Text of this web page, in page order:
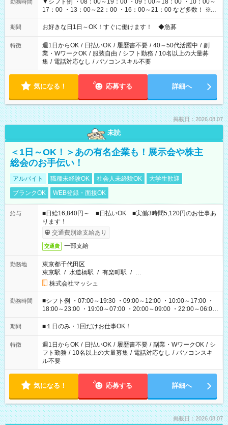
勤務時間
▼シフト例 ・08：00～19：00 ・09：00～18：00 ・10：00～
17：00 ・13：00～22：00 ・16：00～21：00 など多数！ ※お
仕事により勤務時間が異なります
期間 お好きな日1日～OK！すぐに働けます！ ◆急募
特徴 週1日からOK / 日払いOK / 履歴書不要 / 40～50代活躍中 / 副
業・WワークOK / 服装自由 / シフト勤務 / 10名以上の大量募
集 / 電話対応なし / パソコンスキル不要
気になる！ 応募する 詳細へ
掲載日：2026.08.07
未読
＜1日～OK！＞あの有名企業も！展示会や株主
総会のお手伝い！
アルバイト 職種未経験OK 社会人未経験OK
大学生歓迎
ブランクOK
WEB登録・面接OK
給与
■日給16,840円～ ■日払いOK ■実働3時間5,120円のお仕事あ
ります！
交通費別途支給あり
交通費 一部支給
勤務地
東京都千代田区
東京駅 / 水道橋駅 / 有楽町駅 / …
株式会社マッシュ
勤務時間
■シフト例 ・07:00～19:30 ・09:00～12:00 ・10:00～17:00 ・
18:00～23:00 ・19:00～07:00 ・20:00～09:00 ・22:00～06:00
etc ★最短で3時間で5,120円のお仕事から 15時間で2万円近く稼
げるお仕事も！ ご希望のお時間に合わせてご紹介！ ※シフトは
ください！
期間 ■１日のみ・1回だけお仕事OK！
特徴 週1日からOK / 日払いOK / 履歴書不要 / 副業・WワークOK / シ
フト勤務 / 10名以上の大量募集 / 電話対応なし / パソコンスキ
ル不要
気になる！ 応募する 詳細へ
掲載日：2026.08.07